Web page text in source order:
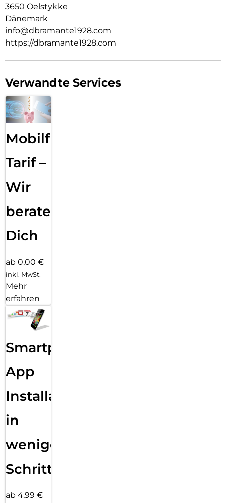
Schlankes Design
Genießen Sie das schlanke Design, das bequem in Ihre Hand
und Tasche passt.
3650 Oelstykke
Dänemark
info@dbramante1928.com
https://dbramante1928.com
Verwandte Services
Mobilfunk
Tarif –
Wir
beraten
Dich
ab 0,00 €
inkl. MwSt.
Mehr
erfahren
Smartphone
App
Installation
in
wenigen
Schritten
ab 4,99 €